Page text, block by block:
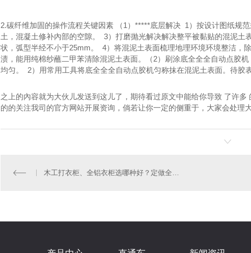
2.碳纤维加固的操作流程关键因素 （1）*****底层解决 1）按设计图纸规
土，混凝土修补內部的空隙。 3）打磨抛光解决解决整平被黏贴的混泥土
状，弧型半经不小于25mm。 4）将混泥土表面梳理地理环境环境整洁，
渍，能用纯棉纱蘸二甲苯清除混泥土表面。（2）刷涂底全全全自动点胶
均匀。 2）用常用工具将底全全全自动点胶机匀称抹在混泥土表面。待胶
之上的內容就为大伙儿发送到这儿了，期待看过原文中能给你导致 了许
的的关注我司的官方网站开展资询，倘若让你一定的侧重于，大家会处理